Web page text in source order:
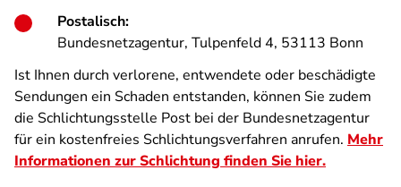
Postalisch:
Bundesnetzagentur, Tulpenfeld 4, 53113 Bonn
Ist Ihnen durch verlorene, entwendete oder beschädigte
Sendungen ein Schaden entstanden, können Sie zudem
die Schlichtungsstelle Post bei der Bundesnetzagentur
für ein kostenfreies Schlichtungsverfahren anrufen. Mehr
Informationen zur Schlichtung finden Sie hier.